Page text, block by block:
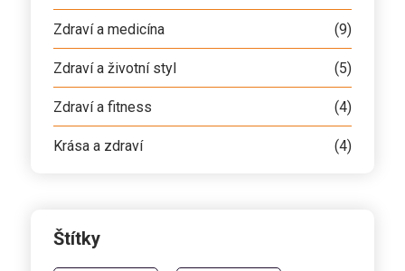
Zdraví a medicína (9)
Zdraví a životní styl (5)
Zdraví a fitness (4)
Krása a zdraví (4)
Štítky